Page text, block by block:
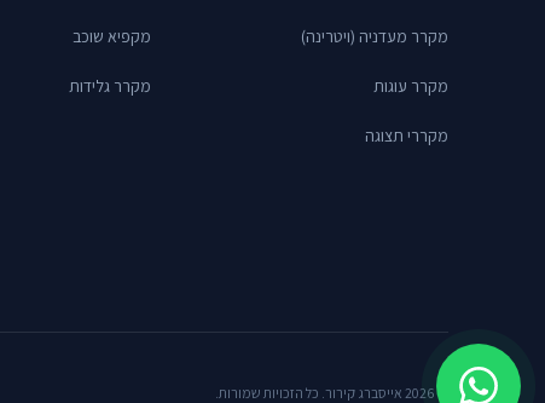
מקרר מעדניה (ויטרינה)
מקרר עוגות
מקררי תצוגה
מקפיא שוכב
מקרר גלידות
© 2026 אייסברג קירור. כל הזכויות שמורות.